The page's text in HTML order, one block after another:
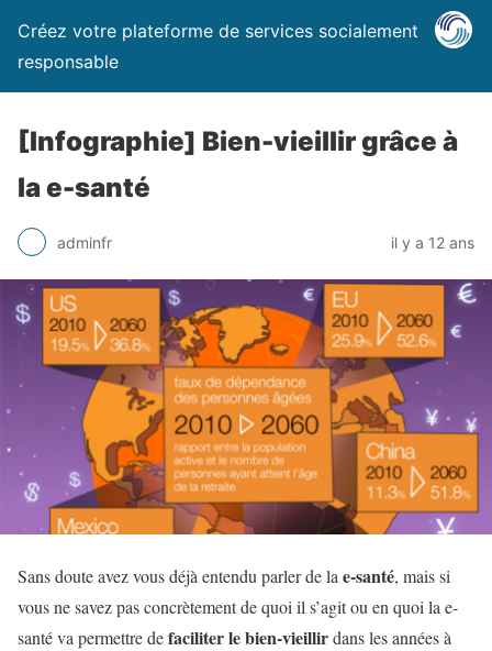
Créez votre plateforme de services socialement
responsable
[Infographie] Bien-vieillir grâce à
la e-santé
adminfr il y a 12 ans
Sans doute avez vous déjà entendu parler de la e-santé, mais si
vous ne savez pas concrètement de quoi il s’agit ou en quoi la e-
santé va permettre defaciliter le bien-vieillirdans les années à